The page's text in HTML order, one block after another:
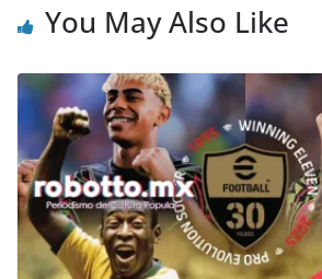
You May Also Like